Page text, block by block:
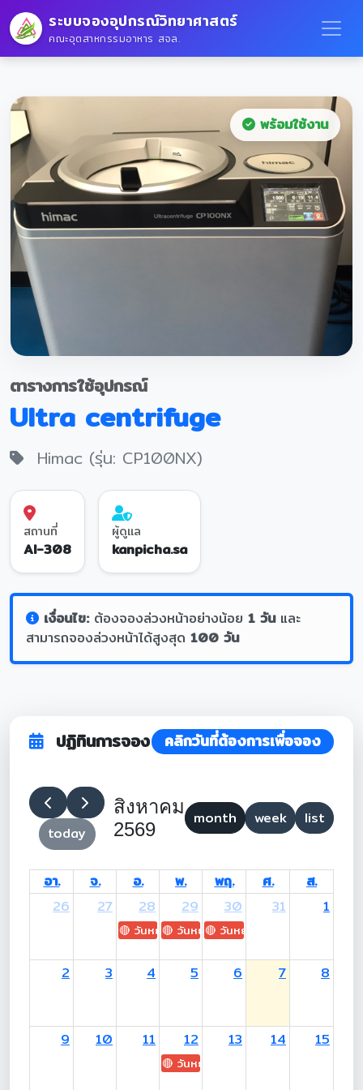
ระบบจองอุปกรณ์วิทยาศาสตร์
คณะอุตสาหกรรมอาหาร สจล.
พร้อมใช้งาน
ตารางการใช้อุปกรณ์
Ultra centrifuge
Himac (รุ่น: CP100NX)
สถานที่
AI-308
ผู้ดูแล
kanpicha.sa
เงื่อนไข:ต้องจองล่วงหน้าอย่างน้อย 1 วันและ
สามารถจองล่วงหน้าได้สูงสุด 100 วัน
ปฏิทินการจอง คลิกวันที่ต้องการเพื่อจอง
today
สิงหาคม
2569
month week list
อา. จ. อ. พ. พฤ. ศ.
ส.
26
27 28
🔴 วันหยุด: H.M. King Maha Vajiralongkorn's
29
🔴 วันหยุด: Asanha Bucha Day
30
🔴 วันหยุด: Buddhist Lent
31 1
2 3 4 5 6 7 8
9 10 11 12
🔴 วันหยุด: H.M. Queen Sirikit The
13 14 15